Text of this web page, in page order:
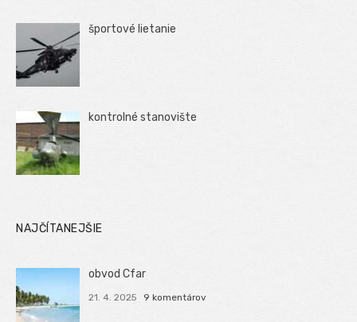
športové lietanie
kontrolné stanovište
NAJČÍTANEJŠIE
obvod Cfar
21. 4. 2025 9 komentárov